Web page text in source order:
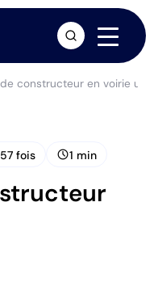
constructeur en voirie
fois schedule1 min
arrow_forward